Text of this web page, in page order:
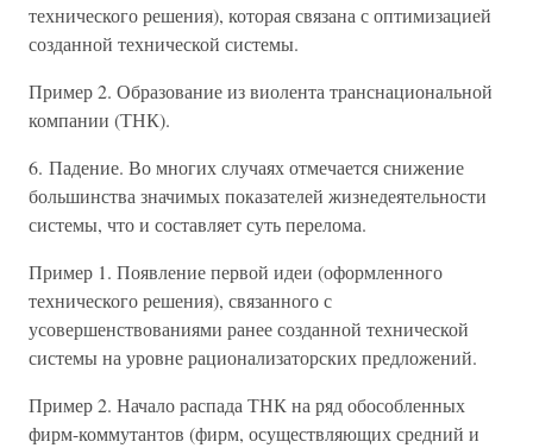
технического решения), которая связана с оптимизацией
созданной технической системы.
Пример 2. Образование из виолента транснациональной
компании (ТНК).
6. Падение. Во многих случаях отмечается снижение
большинства значимых показателей жизнедеятельности
системы, что и составляет суть перелома.
Пример 1. Появление первой идеи (оформленного
технического решения), связанного с
усовершенствованиями ранее созданной технической
системы на уровне рационализаторских предложений.
Пример 2. Начало распада ТНК на ряд обособленных
фирм-коммутантов (фирм, осуществляющих средний и